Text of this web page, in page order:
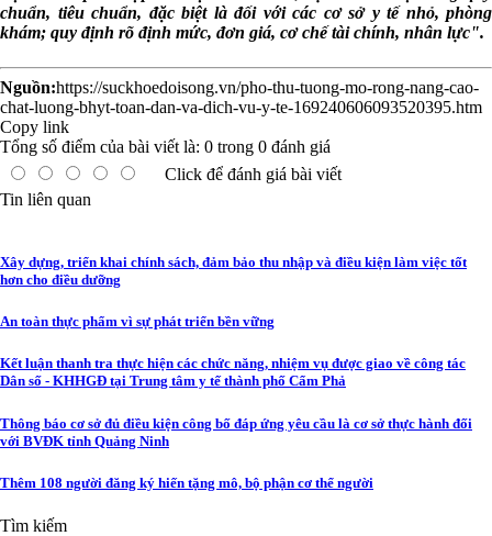
chuẩn, tiêu chuẩn, đặc biệt là đối với các cơ sở y tế nhỏ, phòng
khám; quy định rõ định mức, đơn giá, cơ chế tài chính, nhân lực".
Nguồn:https://suckhoedoisong.vn/pho-thu-tuong-mo-rong-nang-cao-
chat-luong-bhyt-toan-dan-va-dich-vu-y-te-169240606093520395.htm
Copy link
Tổng số điểm của bài viết là: 0 trong 0 đánh giá
Click để đánh giá bài viết
Tin liên quan
Xây dựng, triển khai chính sách, đảm bảo thu nhập và điều kiện làm việc tốt
hơn cho điều dưỡng
An toàn thực phẩm vì sự phát triển bền vững
Kết luận thanh tra thực hiện các chức năng, nhiệm vụ được giao về công tác
Dân số - KHHGĐ tại Trung tâm y tế thành phố Cẩm Phả
Thông báo cơ sở đủ điều kiện công bố đáp ứng yêu cầu là cơ sở thực hành đối
với BVĐK tỉnh Quảng Ninh
Thêm 108 người đăng ký hiến tặng mô, bộ phận cơ thể người
Tìm kiếm